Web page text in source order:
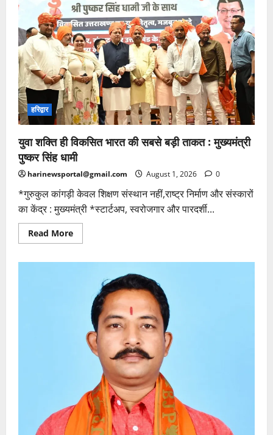
हरिद्वार
युवा शक्ति ही विकसित भारत की सबसे बड़ी ताकत : मुख्यमंत्री
पुष्कर सिंह धामी
harinewsportal@gmail.com August 1, 2026 0
*गुरुकुल कांगड़ी केवल शिक्षण संस्थान नहीं,राष्ट्र निर्माण और संस्कारों
का केंद्र : मुख्यमंत्री *स्टार्टअप, स्वरोजगार और पारदर्शी...
Read MoreRead
more
मुख्यमंत्री